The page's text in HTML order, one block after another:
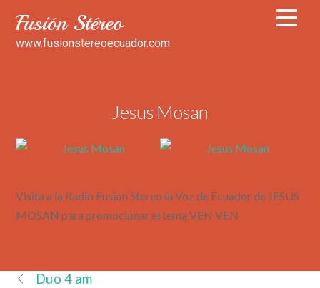
Fusión Stéreo
www.fusionstereoecuador.com
Jesus Mosan
Visita a la Radio Fusion Stereo la Voz de Ecuador de JESUS
MOSAN para promocionar el tema VEN VEN
Duo 4 am